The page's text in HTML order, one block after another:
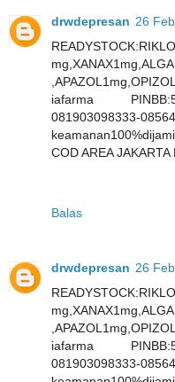
drwdepresan 26
iafarma
COD AREA JAKARTA
Balas
drwdepresan 26
iafarma